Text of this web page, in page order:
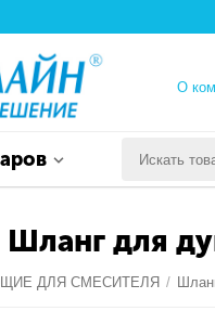
О
для
ДЛЯ СМЕСИТЕЛЯ /